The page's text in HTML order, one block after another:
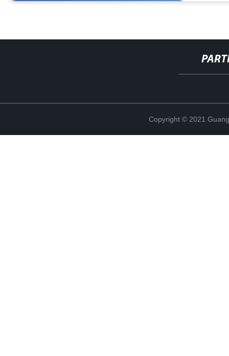
Copyright © 2021